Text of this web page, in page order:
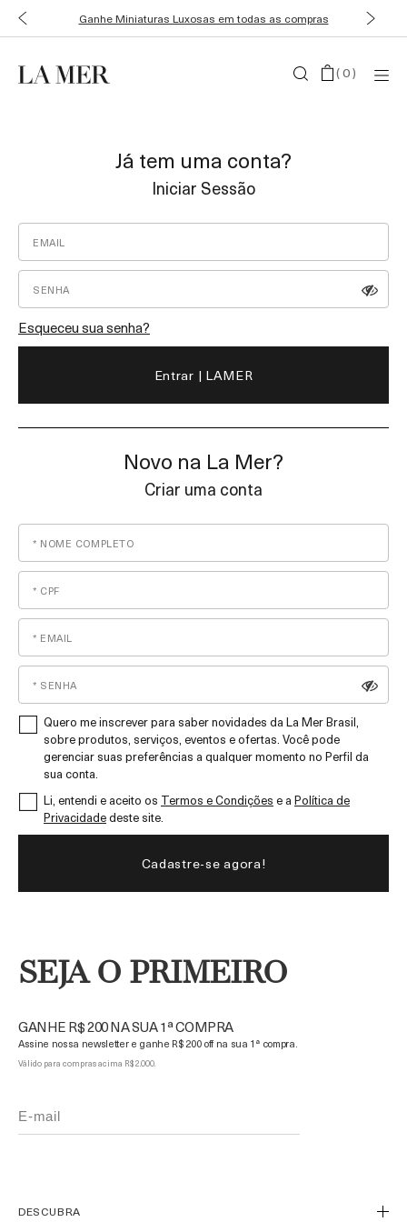
Ganhe Miniaturas Luxosas em todas as compras
(0)
Já tem uma conta?
Iniciar Sessão
Esqueceu sua senha?
Novo na La Mer?
Criar uma conta
Quero me inscrever para saber novidades da La Mer Brasil,
sobre produtos, serviços, eventos e ofertas. Você pode
gerenciar suas preferências a qualquer momento no Perfil da
sua conta.
Li, entendi e aceito os Termos e Condições e a Política de
Privacidadedeste site.
SEJA O PRIMEIRO
GANHE R$ 200 NA SUA 1ª COMPRA
Assine nossa newsletter e ganhe R$ 200 off na sua 1ª compra.
Válido para compras acima R$ 2.000.
DESCUBRA